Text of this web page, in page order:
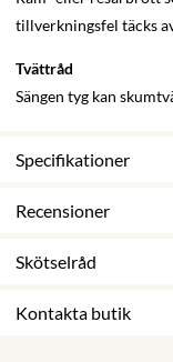
tillverkningsfel täcks
Tvättråd
Sängen tyg kan
Specifikationer
Recensioner
Skötselråd
Kontakta butik